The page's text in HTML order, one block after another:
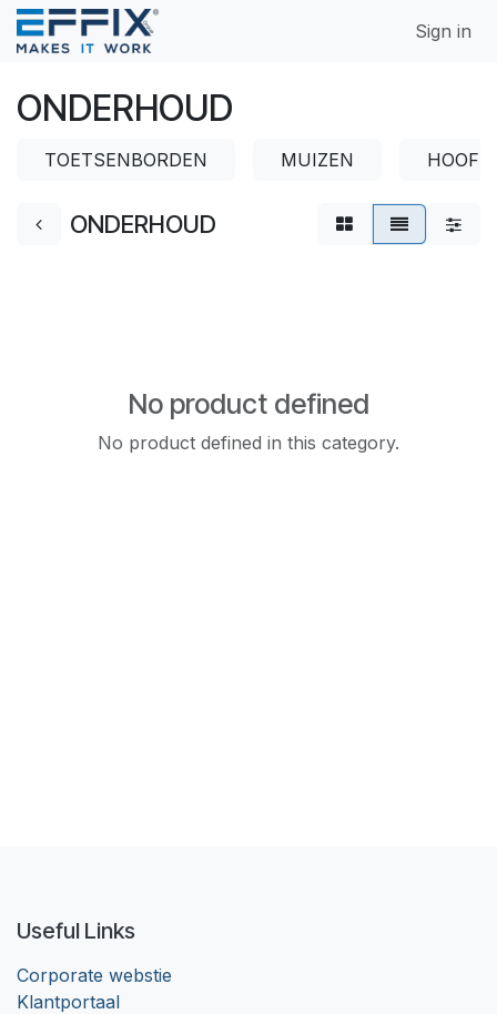
Skip to Content
Sign in
ONDERHOUD
TOETSENBORDEN MUIZEN
ONDERHOUD
No product defined
No product defined in this category.
Useful Links
Corporate webstie
Klantportaal